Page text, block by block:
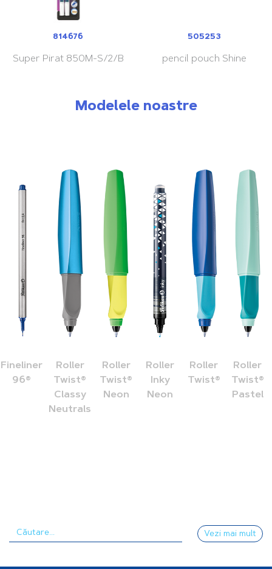
814676
Super Pirat 850M-S/2/B
505253
pencil pouch Shine
Modelele noastre
Fineliner
96®
Roller
Twist®
Classy
Neutrals
Roller
Twist®
Neon
Roller
Inky
Neon
Roller
Twist®
Roller
Twist®
Pastel
Vezi mai mult